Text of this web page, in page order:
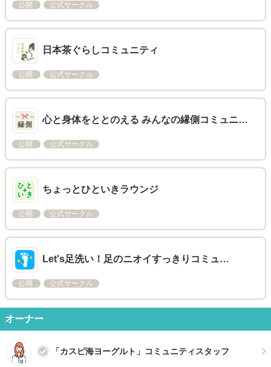
公開 公式サークル
日本茶ぐらしコミュニティ
公開 公式サークル
心と身体をととのえる みんなの縁側コミュニ…
公開 公式サークル
ちょっとひといきラウンジ
公開 公式サークル
Let's足洗い！足のニオイすっきりコミュ…
公開 公式サークル
オーナー
「カスピ海ヨーグルト」コミュニティスタッフ